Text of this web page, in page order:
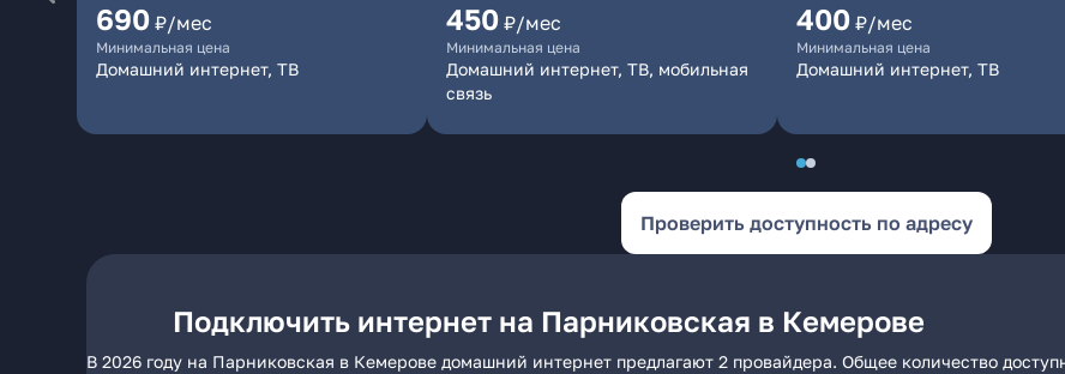
690 ₽/мес
Минимальная цена
Домашний интернет, ТВ
450 ₽/мес
Минимальная цена
Домашний интернет, ТВ, мобильная
связь
400 ₽/мес
Минимальная цена
Домашний интернет, ТВ
Проверить доступность по адресу
Подключить интернет на Парниковская в Кемерове
В 2026 году на Парниковская в Кемерове домашний интернет предлагают 2 провайдера. Общее количество